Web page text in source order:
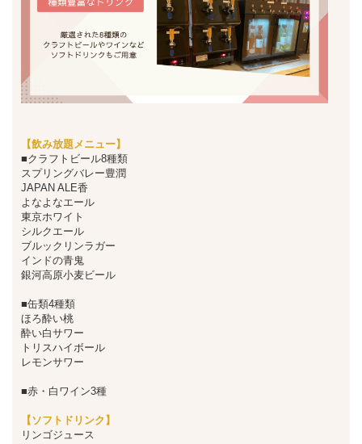
【飲み放題メニュー】
■クラフトビール8種類
スプリングバレー豊潤
JAPAN ALE香
よなよなエール
東京ホワイト
シルクエール
ブルックリンラガー
インドの青鬼
銀河高原小麦ビール
■缶類4種類
ほろ酔い桃
酔い白サワー
トリスハイボール
レモンサワー
■赤・白ワイン3種
【ソフトドリンク】
リンゴジュース